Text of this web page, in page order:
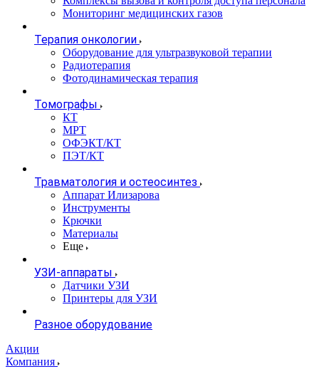
Мониторинг медицинских газов
Терапия онкологии
Оборудование для ультразвуковой терапии
Радиотерапия
Фотодинамическая терапия
Томографы
КТ
МРТ
ОФЭКТ/КТ
ПЭТ/КТ
Травматология и остеосинтез
Аппарат Илизарова
Инструменты
Крючки
Материалы
Еще
УЗИ-аппараты
Датчики УЗИ
Принтеры для УЗИ
Разное оборудование
Акции
Компания